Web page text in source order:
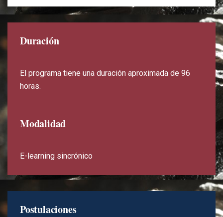
Duración
El programa tiene una duración aproximada de 96
horas.
Modalidad
E-learning sincrónico
Postulaciones